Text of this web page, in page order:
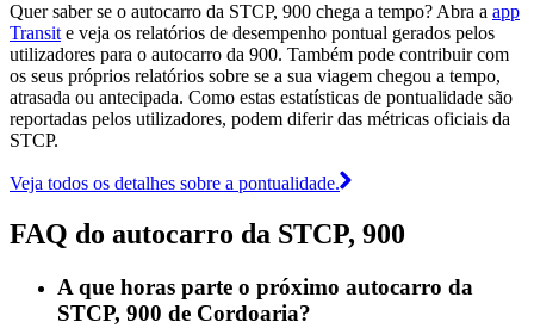
Quer saber se o autocarro da STCP, 900 chega a tempo? Abra a app
Transit e veja os relatórios de desempenho pontual gerados pelos
utilizadores para o autocarro da 900. Também pode contribuir com
os seus próprios relatórios sobre se a sua viagem chegou a tempo,
atrasada ou antecipada. Como estas estatísticas de pontualidade são
reportadas pelos utilizadores, podem diferir das métricas oficiais da
STCP.
Veja todos os detalhes sobre a pontualidade.
FAQ do autocarro da STCP, 900
A que horas parte o próximo autocarro da
STCP, 900 de Cordoaria?